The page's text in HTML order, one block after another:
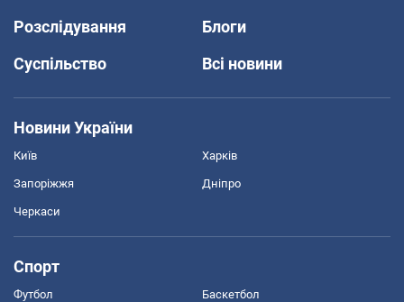
Розслідування
Блоги
Суспільство
Всі новини
Новини України
Київ Харків
Запоріжжя Дніпро
Черкаси
Спорт
Футбол Баскетбол